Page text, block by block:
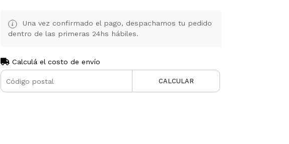
Una vez confirmado el pago, despachamos tu pedido
dentro de las primeras 24hs hábiles.
Calculá el costo de envío
CALCULAR